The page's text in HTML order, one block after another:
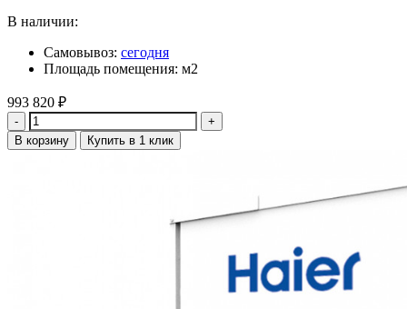
В наличии:
Самовывоз: сегодня
Площадь помещения: м2
993 820 ₽
Количество
В корзину Купить в 1 клик